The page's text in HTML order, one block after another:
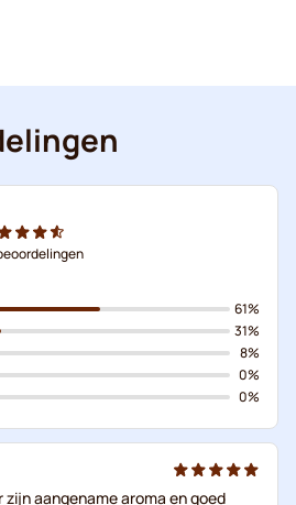
61%
31%
8%
0%
0%
zijn aangename aroma en goed